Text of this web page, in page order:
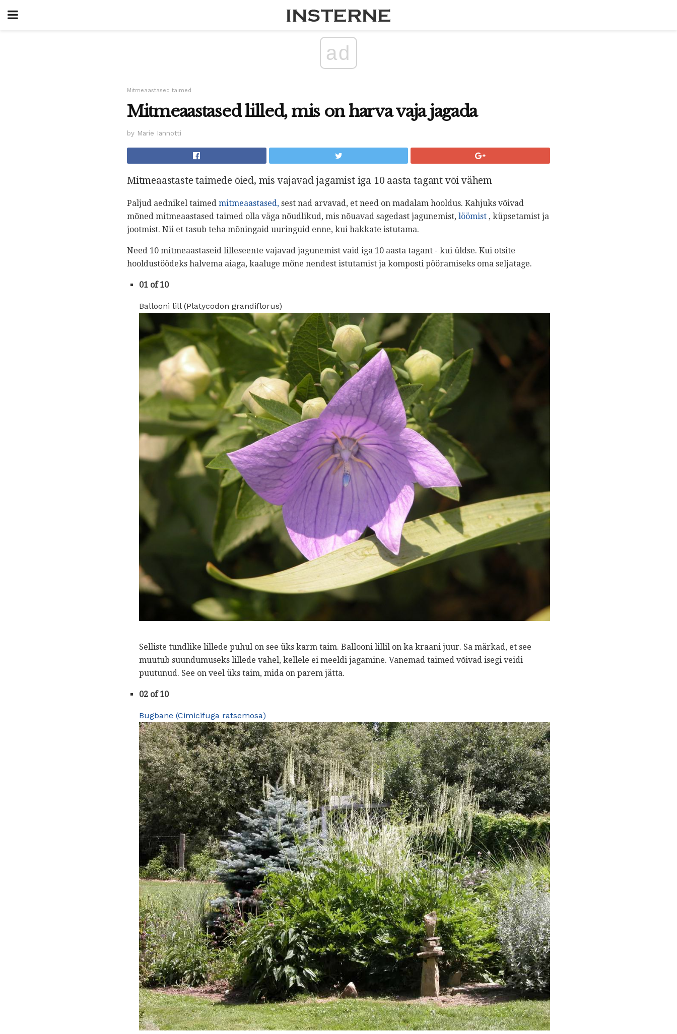
ad
Mitmeaastased taimed
Mitmeaastased lilled, mis on harva vaja jagada
by Marie Iannotti
Mitmeaastaste taimede õied, mis vajavad jagamist iga 10 aasta tagant või vähem
Paljud aednikel taimed mitmeaastased, sest nad arvavad, et need on madalam hooldus. Kahjuks võivad
mõned mitmeaastased taimed olla väga nõudlikud, mis nõuavad sagedast jagunemist, löömist , küpsetamist ja
jootmist. Nii et tasub teha mõningaid uuringuid enne, kui hakkate istutama.
Need 10 mitmeaastaseid lilleseente vajavad jagunemist vaid iga 10 aasta tagant - kui üldse. Kui otsite
hooldustöödeks halvema aiaga, kaaluge mõne nendest istutamist ja komposti pööramiseks oma seljatage.
01 of 10
Ballooni lill (Platycodon grandiflorus)
Selliste tundlike lillede puhul on see üks karm taim. Ballooni lillil on ka kraani juur. Sa märkad, et see
muutub suundumuseks lillede vahel, kellele ei meeldi jagamine. Vanemad taimed võivad isegi veidi
puutunud. See on veel üks taim, mida on parem jätta.
02 of 10
Bugbane (Cimicifuga ratsemosa)